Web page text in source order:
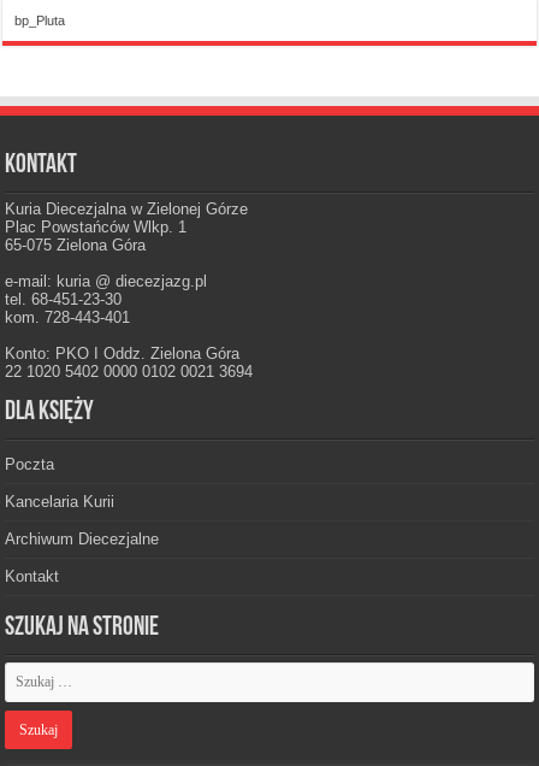
bp_Pluta
Kontakt
Kuria Diecezjalna w Zielonej Górze
Plac Powstańców Wlkp. 1
65-075 Zielona Góra
e-mail: kuria @ diecezjazg.pl
tel. 68-451-23-30
kom. 728-443-401
Konto: PKO I Oddz. Zielona Góra
22 1020 5402 0000 0102 0021 3694
Dla księży
Poczta
Kancelaria Kurii
Archiwum Diecezjalne
Kontakt
Szukaj na stronie